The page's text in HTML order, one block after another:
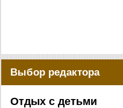
Выбор редактора
Отдых с детьми